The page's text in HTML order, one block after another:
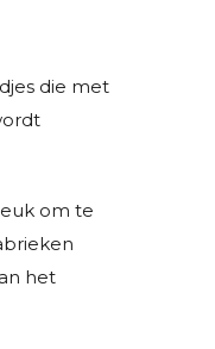
die met
om te
het